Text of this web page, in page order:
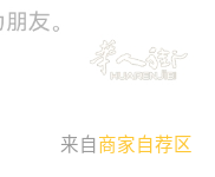
来自 商家自荐区